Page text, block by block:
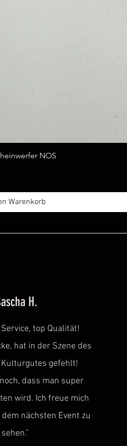
NOS
Warenkorb
H.
top Qualität!
hat in der Szene des
Kulturgutes gefehlt!
dass man super
wird. Ich freue mich
nächsten Event zu
sehen."